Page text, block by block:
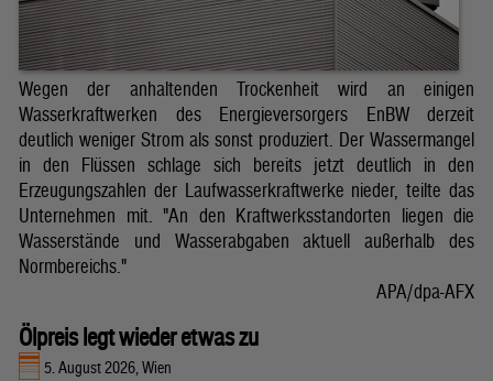
Wegen der anhaltenden Trockenheit wird an einigen
Wasserkraftwerken des Energieversorgers EnBW derzeit
deutlich weniger Strom als sonst produziert. Der Wassermangel
in den Flüssen schlage sich bereits jetzt deutlich in den
Erzeugungszahlen der Laufwasserkraftwerke nieder, teilte das
Unternehmen mit. "An den Kraftwerksstandorten liegen die
Wasserstände und Wasserabgaben aktuell außerhalb des
Normbereichs."
APA/dpa-AFX
Ölpreis legt wieder etwas zu
5. August 2026, Wien